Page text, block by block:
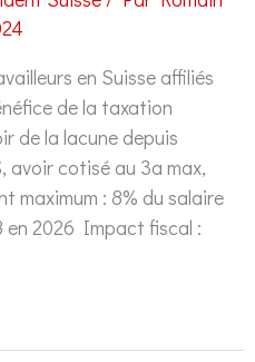
en Suisse affiliés
de la taxation
de la lacune depuis
avoir cotisé au 3a max,
maximum : 8% du salaire
en 2026 Impact fiscal :